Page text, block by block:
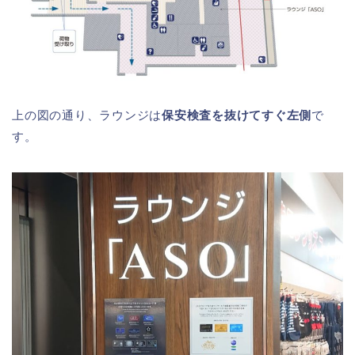
上の図の通り、ラウンジは保安検査を抜けてすぐ左側 で
す。